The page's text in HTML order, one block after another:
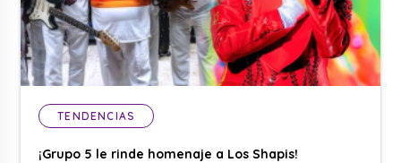
TENDENCIAS
¡Grupo 5 le rinde homenaje a Los Shapis!